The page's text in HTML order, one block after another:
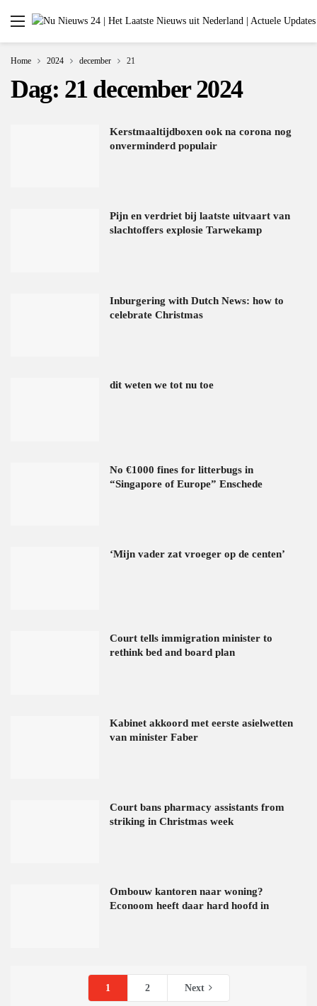
Home 2024 december 21
Dag: 21 december 2024
Kerstmaaltijdboxen ook na corona nog
onverminderd populair
Pijn en verdriet bij laatste uitvaart van
slachtoffers explosie Tarwekamp
Inburgering with Dutch News: how to
celebrate Christmas
dit weten we tot nu toe
No €1000 fines for litterbugs in
“Singapore of Europe” Enschede
‘Mijn vader zat vroeger op de centen’
Court tells immigration minister to
rethink bed and board plan
Kabinet akkoord met eerste asielwetten
van minister Faber
Court bans pharmacy assistants from
striking in Christmas week
Ombouw kantoren naar woning?
Econoom heeft daar hard hoofd in
1 2 Next